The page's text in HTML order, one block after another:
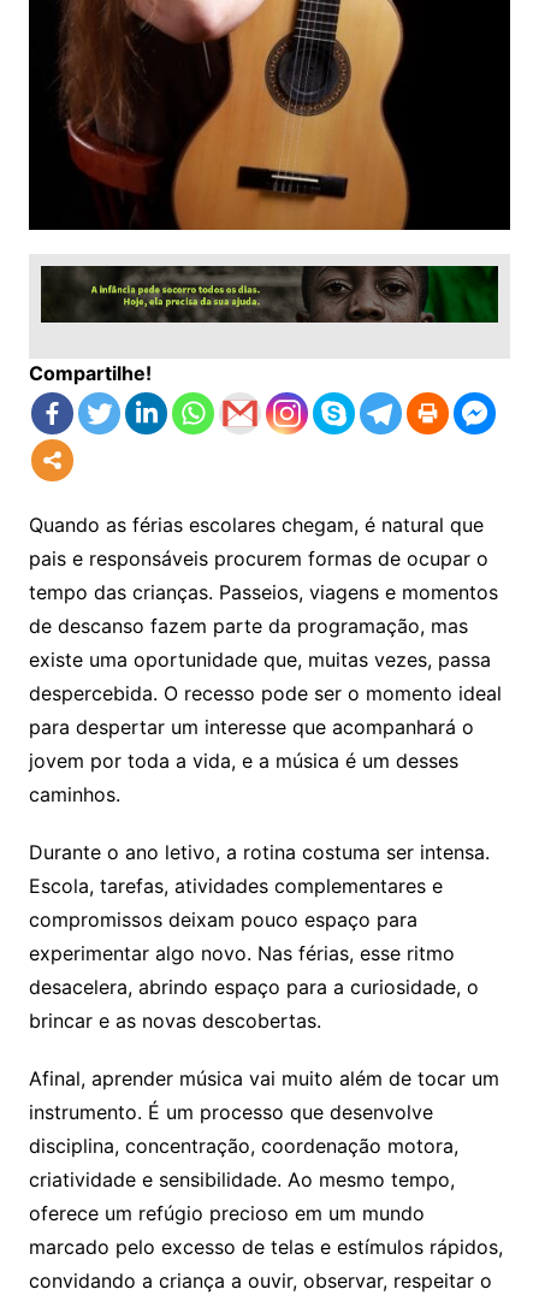
Compartilhe!
Quando as férias escolares chegam, é natural que
pais e responsáveis procurem formas de ocupar o
tempo das crianças. Passeios, viagens e momentos
de descanso fazem parte da programação, mas
existe uma oportunidade que, muitas vezes, passa
despercebida. O recesso pode ser o momento ideal
para despertar um interesse que acompanhará o
jovem por toda a vida, e a música é um desses
caminhos.
Durante o ano letivo, a rotina costuma ser intensa.
Escola, tarefas, atividades complementares e
compromissos deixam pouco espaço para
experimentar algo novo. Nas férias, esse ritmo
desacelera, abrindo espaço para a curiosidade, o
brincar e as novas descobertas.
Afinal, aprender música vai muito além de tocar um
instrumento. É um processo que desenvolve
disciplina, concentração, coordenação motora,
criatividade e sensibilidade. Ao mesmo tempo,
oferece um refúgio precioso em um mundo
marcado pelo excesso de telas e estímulos rápidos,
convidando a criança a ouvir, observar, respeitar o